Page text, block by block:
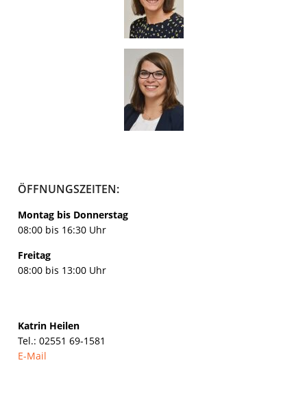
ÖFFNUNGSZEITEN:
Montag bis Donnerstag
08:00 bis 16:30 Uhr
Freitag
08:00 bis 13:00 Uhr
Katrin Heilen
Tel.: 02551 69-1581
E-Mail